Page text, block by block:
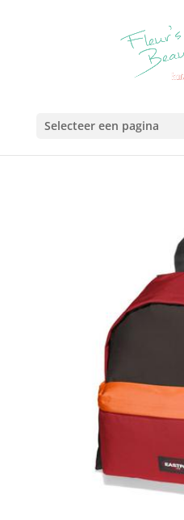
Selecteer een pagina